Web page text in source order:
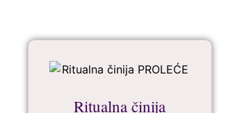
Ritualna činija